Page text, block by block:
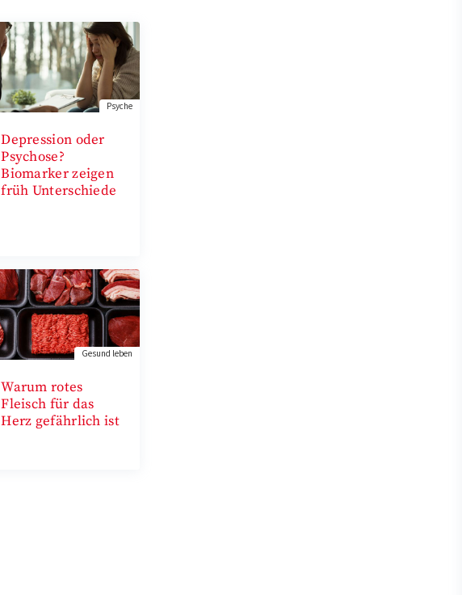
Psyche
Depression oder
Psychose?
Biomarker zeigen
früh Unterschiede
Gesund leben
Warum rotes
Fleisch für das
Herz gefährlich ist